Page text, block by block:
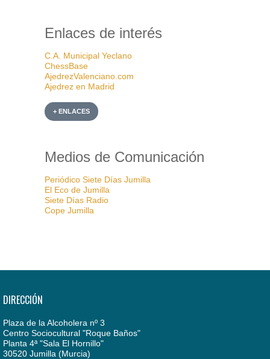
Enlaces de interés
C.A. Municipal Yeclano
ChessBase
AjedrezValenciano.com
Ajedrez en Madrid
+ ENLACES
Medios de Comunicación
Periódico Siete Días Jumilla
El Eco de Jumilla
Siete Días Radio
Cope Jumilla
DIRECCIÓN
Plaza de la Alcoholera nº 3
Centro Sociocultural "Roque Baños"
Planta 4ª "Sala El Hornillo"
30520 Jumilla (Murcia)